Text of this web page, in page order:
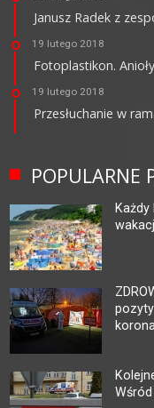
Janusz Radek z
19 lutego 2018
Fotoplastikon.
19 lutego 2018
Przesłuchanie w
POPULARNE
Każdy